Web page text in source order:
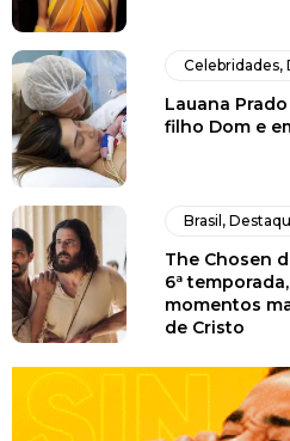
Celebridades,
Lauana
filho Dom e
Brasil,
The Chosen
6ª
momentos
de Cristo